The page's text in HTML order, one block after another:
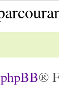
phpBB®